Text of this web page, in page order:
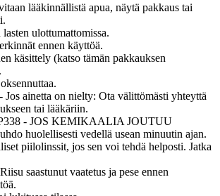
lääkinnällistä apua, näytä pakkaus tai
ulottumattomissa.
ennen käyttöä.
käsittely (katso tämän pakkauksen
Jos ainetta on nielty: Ota välittömästi yhteyttä
tai lääkäriin.
- JOS KEMIKAALIA JOUTUU
huolellisesti vedellä usean minuutin ajan.
piilolinssit, jos sen voi tehdä helposti. Jatka
saastunut vaatetus ja pese ennen